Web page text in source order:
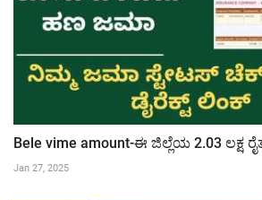
Bele vime amount-ಈ ಜಿಲ್ಲೆಯ 2.03 ಲಕ್ಷ
Jan 27, 2025